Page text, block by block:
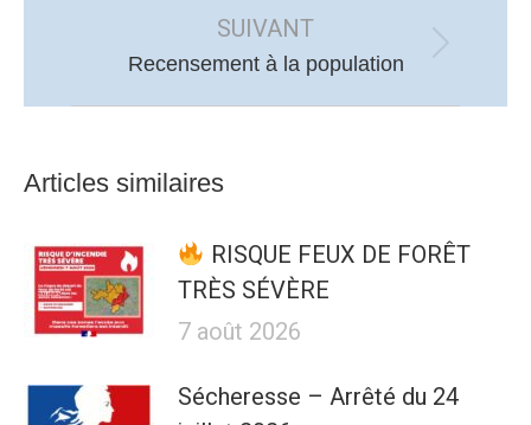
:
SUIVANT
Article
Recensement à la population
Articles similaires
RISQUE FEUX DE FORÊT
TRÈS SÉVÈRE
7 août 2026
Sécheresse – Arrêté du 24